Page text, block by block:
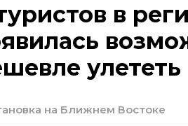
в
на Ближнем Востоке